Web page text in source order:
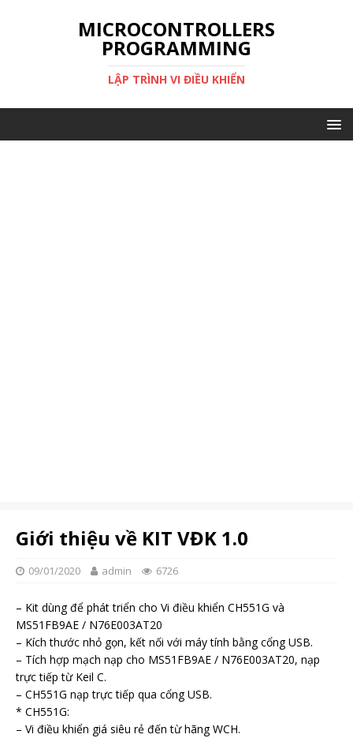
MICROCONTROLLERS
PROGRAMMING
LẬP TRÌNH VI ĐIỀU KHIỂN
Giới thiệu về KIT VĐK 1.0
09/01/2020 admin 6726
– Kit dùng để phát triển cho Vi điều khiển CH551G và
MS51FB9AE / N76E003AT20
– Kích thước nhỏ gọn, kết nối với máy tính bằng cổng USB.
– Tích hợp mạch nạp cho MS51FB9AE / N76E003AT20, nạp
trực tiếp từ Keil C.
– CH551G nạp trực tiếp qua cổng USB.
* CH551G:
– Vi điều khiển giá siêu rẻ đến từ hãng WCH.